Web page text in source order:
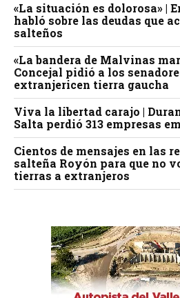
«La situación es dolorosa» |
habló sobre las deudas que
salteños
«La bandera de Malvinas
Concejal pidió a los
extranjericen tierra gaucha
Viva la libertad carajo |
Salta perdió 313 empresas
Cientos de mensajes en las
salteña Royón para que no
tierras a extranjeros